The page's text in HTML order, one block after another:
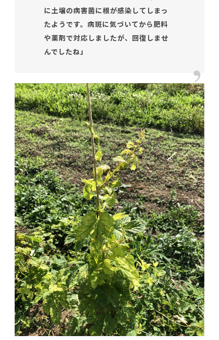
に土壌の病害菌に根が感染してしまっ
たようです。病斑に気づいてから肥料
や薬剤で対応しましたが、回復しませ
んでしたね」